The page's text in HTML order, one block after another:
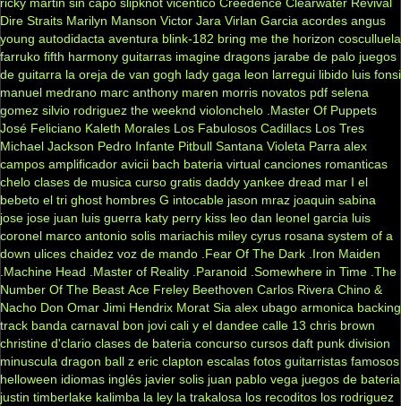
Dire Straits Marilyn Manson Victor Jara Virlan Garcia acordes angus
young autodidacta aventura blink-182 bring me the horizon cosculluela
farruko fifth harmony guitarras imagine dragons jarabe de palo juegos
de guitarra la oreja de van gogh lady gaga leon larregui libido luis fonsi
manuel medrano marc anthony maren morris novatos pdf selena
gomez silvio rodriguez the weeknd violonchelo .Master Of Puppets
José Feliciano Kaleth Morales Los Fabulosos Cadillacs Los Tres
Michael Jackson Pedro Infante Pitbull Santana Violeta Parra alex
campos amplificador avicii bach bateria virtual canciones romanticas
chelo clases de musica curso gratis daddy yankee dread mar I el
bebeto el tri ghost hombres G intocable jason mraz joaquin sabina
jose jose juan luis guerra katy perry kiss leo dan leonel garcia luis
coronel marco antonio solis mariachis miley cyrus rosana system of a
down ulices chaidez voz de mando .Fear Of The Dark .Iron Maiden
.Machine Head
.Master of Reality .Paranoid .Somewhere in Time .The
Number Of The Beast Ace Freley Beethoven Carlos Rivera Chino &
Nacho Don Omar Jimi Hendrix Morat Sia alex ubago armonica backing
track banda carnaval bon jovi cali y el dandee calle 13 chris brown
christine d'clario clases de bateria concurso cursos daft punk division
minuscula dragon ball z eric clapton escalas fotos guitarristas famosos
helloween idiomas inglés javier solis juan pablo vega juegos de bateria
justin timberlake kalimba la ley la trakalosa los recoditos los rodriguez